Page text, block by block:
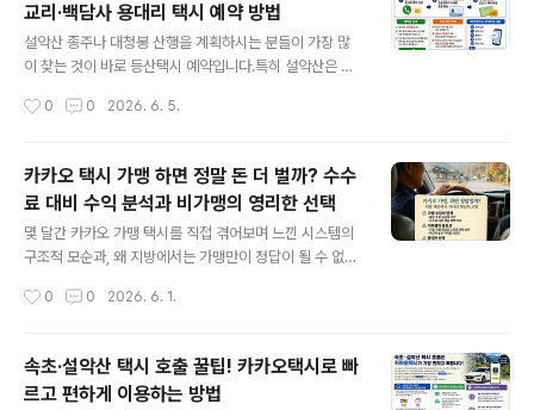
교리·백담사 용대리 택시 예약 방법
설악산 종주나 대청봉 산행을 계획하시는 분들이 가장 많
이 찾는 것이 바로 등산택시 예약입니다.특히 설악산은 원
동이 필수인데요.속초 설악산 소공원에서 출발해 오색, 한
를 이용하면 편리하게 산행을 시작할 수 있습니다.설악산
산행 전 택시 예약이 필요한 이유✔ 새벽 첫 버스 운행 전
이동 가능✔ 원하는 시간에 정확한 출발 가능✔ 무거운 배
낭을 메고 대중교통 환승할 필요 없음✔ 하산 후 장시간 버
스를 기다리지 않아도 됨✔ 단독 또는 소규모 산행객에게
원센터가장 인기 있는 대청봉 코스입니다.소공원에서 오색
0 0 2026. 6. 5.
카카오 택시 가맹 하면 정말 돈 더 벌까? 수수
료 대비 수익 분석과 비가맹의 영리한 선택
​몇 달간 카카오 가맹 택시를 직접 겪어보며 느낀 시스템의
구조적 모순과, 왜 지방에서는 가맹만이 정답이 될 수 없는
였던 가맹과 비가맹의 실체, 과연 어떨까요?​1. 가맹이나 비
을 하면 무조건 콜을 쏟아부어 줄 거라 착각합니다. 하지만
현실은 냉정합니다. 전체 손님의 양은 정해져 있고, 가맹과
비가맹이 결국 나눠 먹는 구조입니다.• ​수요와 공급의 절대
0 0 2026. 6. 1.
속초·설악산 택시 호출 꿀팁! 카카오택시로 빠
르고 편하게 이용하는 방법